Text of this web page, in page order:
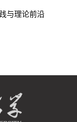
与理论前沿